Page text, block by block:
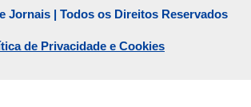
Jornais | Todos os Direitos Reservados
de Privacidade e Cookies